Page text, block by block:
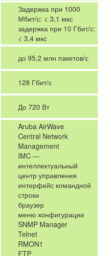
Задержка при 1000
Мбит/с: < 3,1 мкс
задержка при 10 Гбит/с:
< 3,4 мкс
до 95,2 млн пакетов/с
128 Гбит/с
До 720 Вт
Aruba AirWave
Central Network
Management
IMC —
интеллектуальный
центр управления
интерфейс командной
строки
браузер
меню конфигурации
SNMP Manager
Telnet
RMON1
FTP